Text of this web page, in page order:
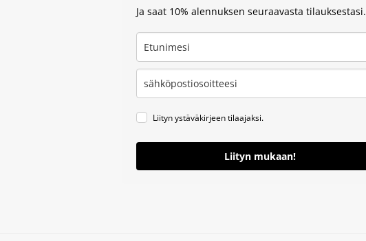
Ja saat 10% alennuksen seuraavasta tilauksestasi.
Liityn ystäväkirjeen tilaajaksi.
Liityn mukaan!